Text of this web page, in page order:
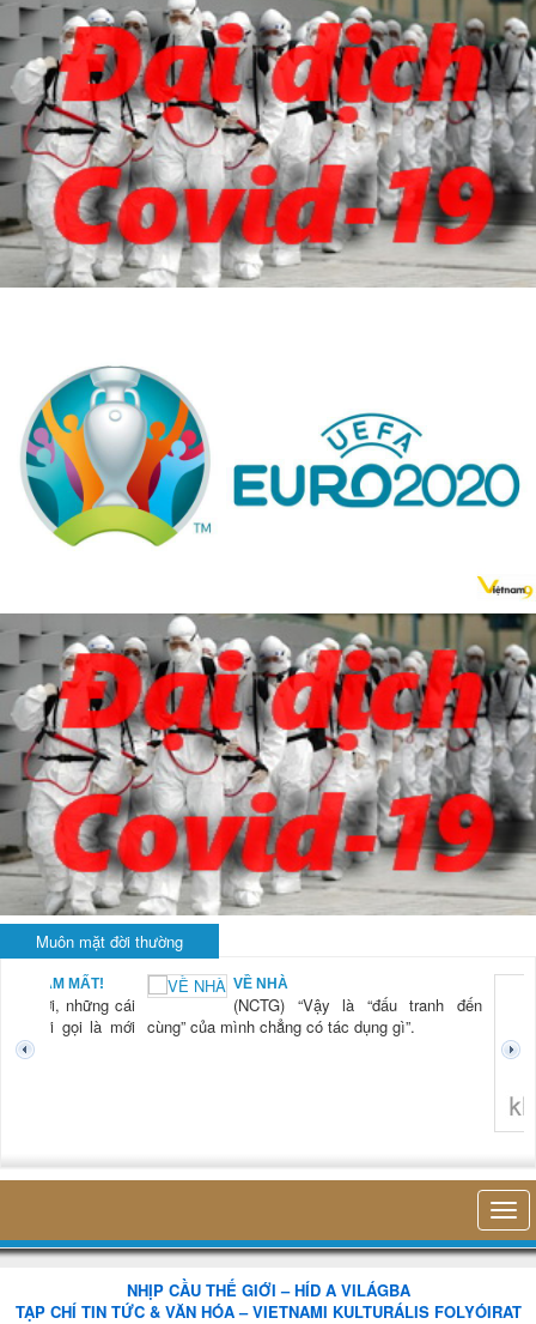
Muôn mặt đời thường
NAM MẤT!
“Xời, những cái
mới gọi là mới
VỀ NHÀ
(NCTG) “Vậy là “đấu tranh đến
cùng” của mình chẳng có tác dụng gì”.
NHỊP CẦU THẾ GIỚI – HÍD A VILÁGBA
TẠP CHÍ TIN TỨC & VĂN HÓA – VIETNAMI KULTURÁLIS FOLYÓIRAT